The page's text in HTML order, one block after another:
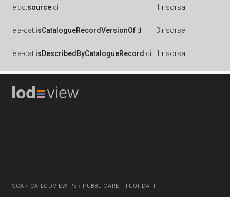
è dc:source di 1 risorsa
è a-cat:isCatalogueRecordVersionOf di 3 risorse
è a-cat:isDescribedByCatalogueRecord di 1 risorsa
SCARICA LODVIEW PER PUBBLICARE I TUOI DATI